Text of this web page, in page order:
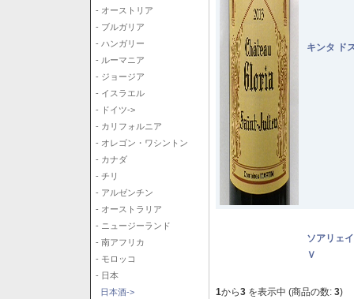
- オーストリア
- ブルガリア
- ハンガリー
- ルーマニア
- ジョージア
- イスラエル
- ドイツ->
- カリフォルニア
- オレゴン・ワシントン
- カナダ
- チリ
- アルゼンチン
- オーストラリア
- ニュージーランド
- 南アフリカ
- モロッコ
- 日本
日本酒->
キンタ ド
ソアリェ
Ｖ
1から3 を表示中 (商品の数: 3)